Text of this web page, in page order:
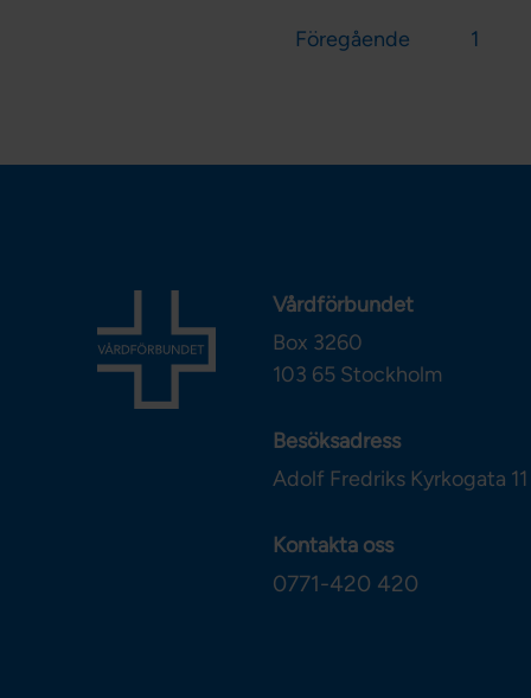
Föregående 1
Vårdförbundet
Box 3260
103 65 Stockholm
Besöksadress
Adolf Fredriks Kyrkogata 11
Kontakta oss
0771-420 420